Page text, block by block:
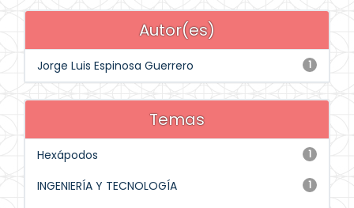
Autor(es)
1
Jorge Luis Espinosa Guerrero
Temas
1
Hexápodos
1
INGENIERÍA Y TECNOLOGÍA